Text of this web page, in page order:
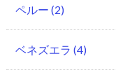
ペルー (2)
ベネズエラ (4)